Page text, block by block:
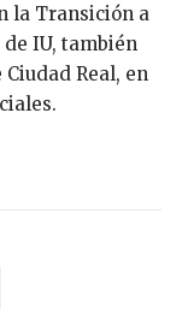
la Transición a
IU, también
Real, en